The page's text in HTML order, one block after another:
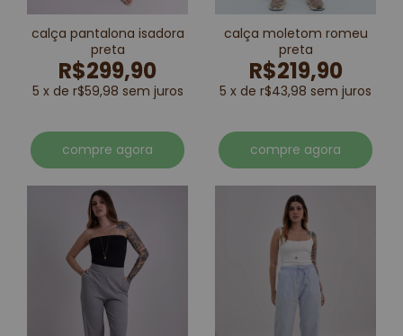
calça pantalona isadora
preta
R$299,90
5 x de r$59,98 sem juros
compre agora
calça moletom romeu
preta
R$219,90
5 x de r$43,98 sem juros
compre agora